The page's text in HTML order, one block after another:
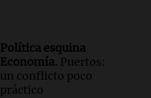
Política esquina
Economía. Puertos:
un conflicto poco
práctico